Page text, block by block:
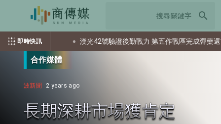
search
即時快訊
個資？ 漢光42號驗證後勤戰力 第五作戰區完成彈藥還屯整備
合作媒體
波新聞 2 years ago
長期深耕市場獲肯定